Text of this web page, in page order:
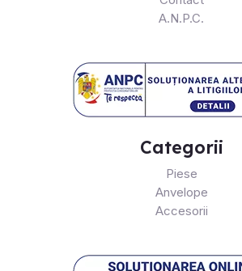
A.N.P.C.
Categorii
Piese
Anvelope
Accesorii